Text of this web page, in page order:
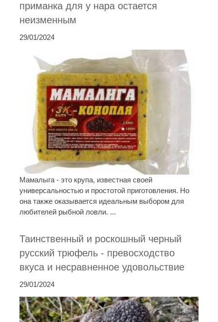
приманка для у нара остается
неизменным
29/01/2024
Мамалыга - это крупа, известная своей
универсальностью и простотой приготовления. Но
она также оказывается идеальным выбором для
любителей рыбной ловли. ...
Таинственный и роскошный черный
русский трюфель - превосходство
вкуса и несравненное удовольствие
29/01/2024